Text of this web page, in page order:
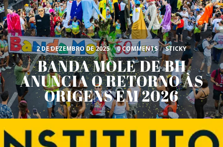
2 DE DEZEMBRO DE 2025 / 0 COMMENTS / STICKY
BANDA MOLE DE BH
ANUNCIA O RETORNO ÀS
ORIGENS EM 2026